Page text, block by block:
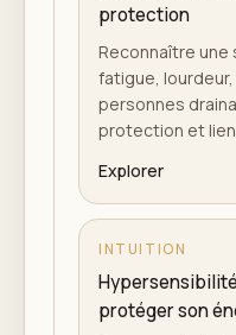
protection
Reconnaître
fatigue,
personnes
protection et lien
Explorer
INTUITION
protéger son